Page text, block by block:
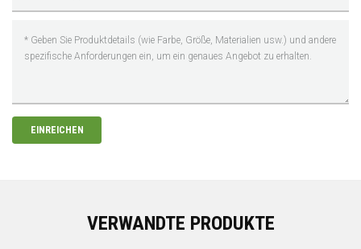
EINREICHEN
VERWANDTE PRODUKTE